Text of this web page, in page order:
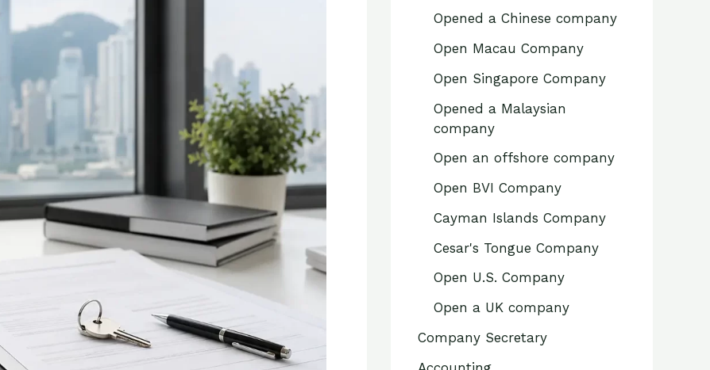
Opened a Chinese company
Open Macau Company
Open Singapore Company
Opened a Malaysian
company
Open an offshore company
Open BVI Company
Cayman Islands Company
Cesar's Tongue Company
Open U.S. Company
Open a UK company
Company Secretary